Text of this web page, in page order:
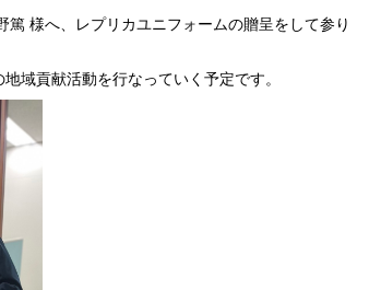
様へ、レプリカユニフォームの贈呈をして参り
域貢献活動を行なっていく予定です。